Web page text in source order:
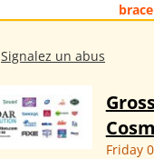
Signalez un abus
Friday